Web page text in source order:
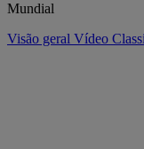
Mundial
Visão geral Vídeo